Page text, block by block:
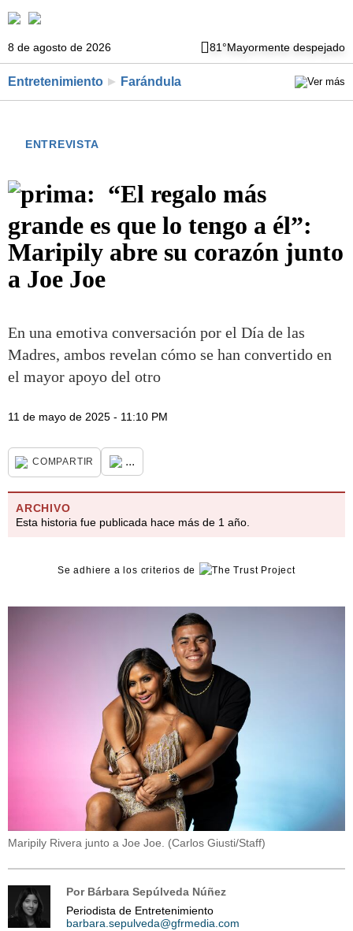
8 de agosto de 2026 81°Mayormente despejado
Entretenimiento Farándula
ENTREVISTA
“El regalo más
grande es que lo tengo a él”:
Maripily abre su corazón junto
a Joe Joe
En una emotiva conversación por el Día de las
Madres, ambos revelan cómo se han convertido en
el mayor apoyo del otro
11 de mayo de 2025 - 11:10 PM
COMPARTIR ...
ARCHIVO
Esta historia fue publicada hace más de 1 año.
Se adhiere a los criterios de
Maripily Rivera junto a Joe Joe. (Carlos Giusti/Staff)
Por Bárbara Sepúlveda Núñez
Periodista de Entretenimiento
barbara.sepulveda@gfrmedia.com